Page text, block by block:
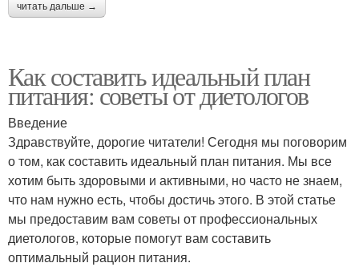
читать дальше →
Как составить идеальный план
питания: советы от диетологов
Введение
Здравствуйте, дорогие читатели! Сегодня мы поговорим
о том, как составить идеальный план питания. Мы все
хотим быть здоровыми и активными, но часто не знаем,
что нам нужно есть, чтобы достичь этого. В этой статье
мы предоставим вам советы от профессиональных
диетологов, которые помогут вам составить
оптимальный рацион питания.